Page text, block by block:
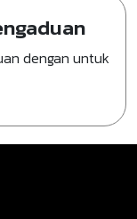
dengan untuk